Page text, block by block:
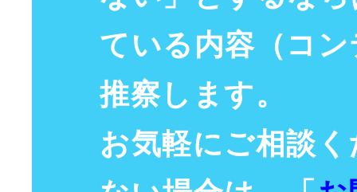
ている内容（ コ
推察します。
お気軽にご相談